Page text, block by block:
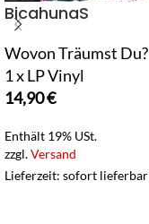
BicahunaS
Wovon Träumst Du?
1 x LP Vinyl
14,90€
Enthält 19% USt.
zzgl.Versand
Lieferzeit: sofort lieferbar